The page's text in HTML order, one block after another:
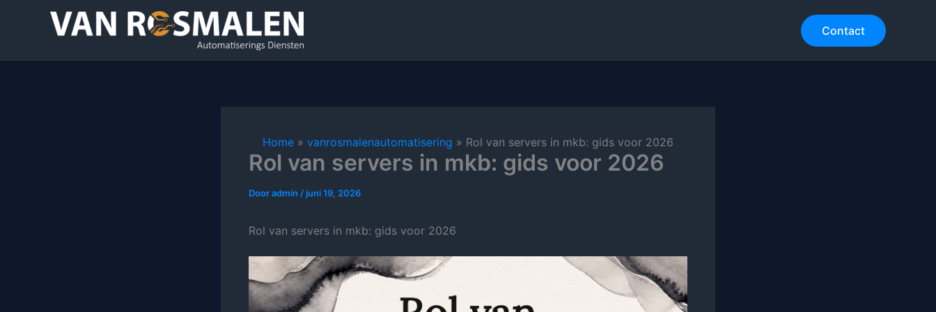
inhoud
Contact
Home vanrosmalenautomatisering Rol van servers in mkb: gids voor 2026
Rol van servers in mkb: gids voor 2026
Dooradmin /juni 19, 2026
Rol van servers in mkb: gids voor 2026